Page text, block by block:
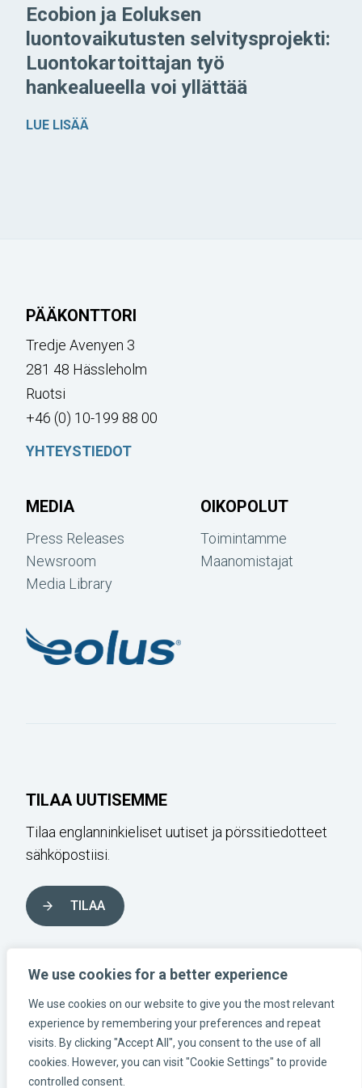
We use cookies for a better experience
We use cookies on our website to give you the most relevant
experience by remembering your preferences and repeat
visits. By clicking "Accept All", you consent to the use of all
cookies. However, you can visit "Cookie Settings" to provide
controlled consent.
Ecobion ja Eoluksen
luontovaikutusten selvitysprojekti:
Luontokartoittajan työ
hankealueella voi yllättää
LUE LISÄÄ
PÄÄKONTTORI
Tredje Avenyen 3
281 48 Hässleholm
Ruotsi
+46 (0) 10-199 88 00
YHTEYSTIEDOT
MEDIA
Press Releases
Newsroom
Media Library
OIKOPOLUT
Toimintamme
Maanomistajat
TILAA UUTISEMME
Tilaa englanninkieliset uutiset ja pörssitiedotteet
sähköpostiisi.
TILAA
SEURAA MEITÄ SOSIAALISESSA
Instagram-länk
Linkedin-länk
Facebook-länk